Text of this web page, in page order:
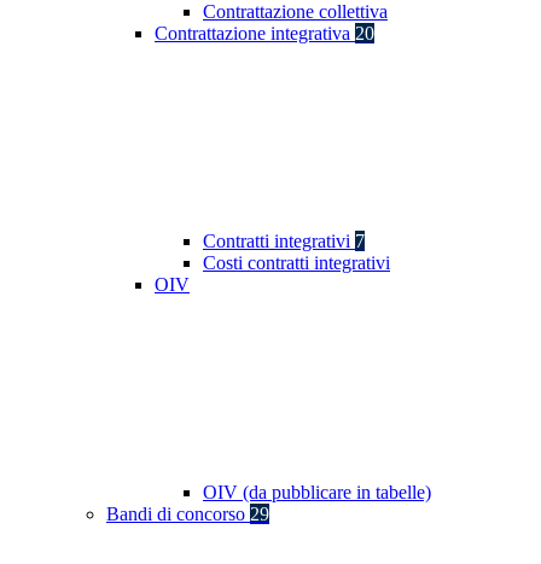
Contrattazione collettiva
Contrattazione integrativa 20
Contratti integrativi 7
Costi contratti integrativi
OIV
OIV (da pubblicare in tabelle)
Bandi di concorso 29